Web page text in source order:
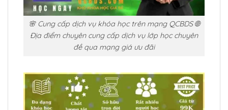
🌸 Cung cấp dịch vụ khóa học trên mạng QCBDS 🌐
Địa điểm chuyên cung cấp dịch vụ lớp học chuyên
đề qua mạng giá ưu đãi